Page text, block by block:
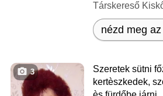
Társkereső
nézd meg
3
Szeretek sütni
kertèszkedek,